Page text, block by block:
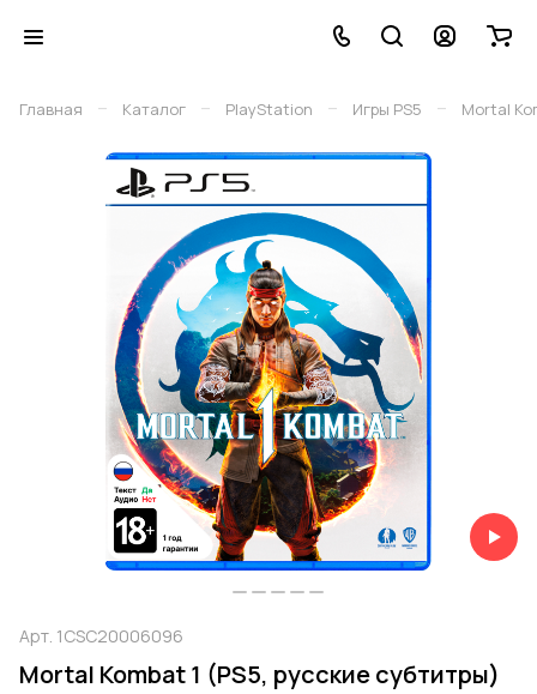
Главная – Каталог – PlayStation – Игры PS5 – Mortal
Арт. 1CSC20006096
Mortal Kombat 1 (PS5, русские субтитры)